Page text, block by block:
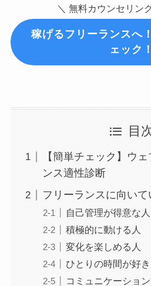
＼ 無料カウンセリン
稼げるフリーランスへ
ェック！
目
【簡単チェック】ウ
ンス適性診断
フリーランスに向い
自己管理が得意な人
積極的に動ける人
変化を楽しめる人
ひとりの時間が好き
コミュニケーショ